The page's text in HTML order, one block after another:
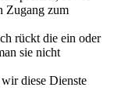
Zugang zum
rückt die ein oder
sie nicht
diese Dienste